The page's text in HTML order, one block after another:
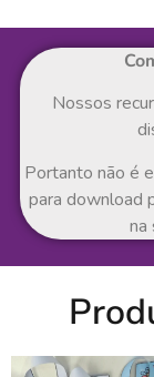
Nossos
Portanto não é
para download
na